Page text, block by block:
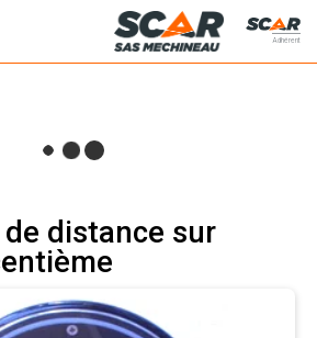
Adhérent
distance sur